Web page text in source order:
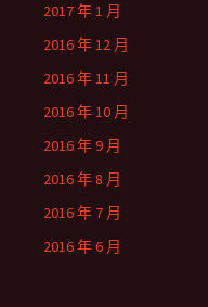
2017 年 1 月
2016 年 12 月
2016 年 11 月
2016 年 10 月
2016 年 9 月
2016 年 8 月
2016 年 7 月
2016 年 6 月